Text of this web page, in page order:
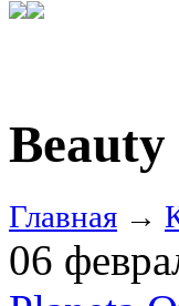
Beauty
Главная →
06